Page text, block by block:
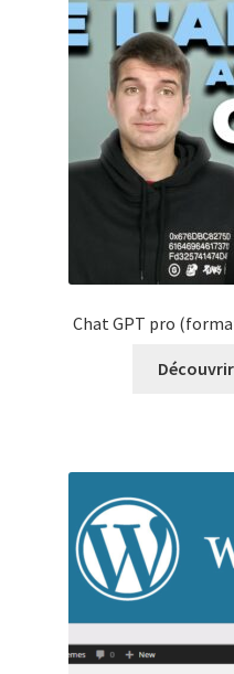
Chat GPT pro